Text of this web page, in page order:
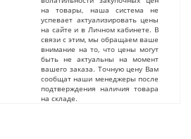
на товары, наша система не
успевает актуализировать цены
на сайте и в Личном кабинете. В
связи с этим, мы обращаем ваше
внимание на то, что цены могут
быть не актуальны на момент
вашего заказа. Точную цену Вам
сообщат наши менеджеры после
подтверждения наличия товара
на складе.